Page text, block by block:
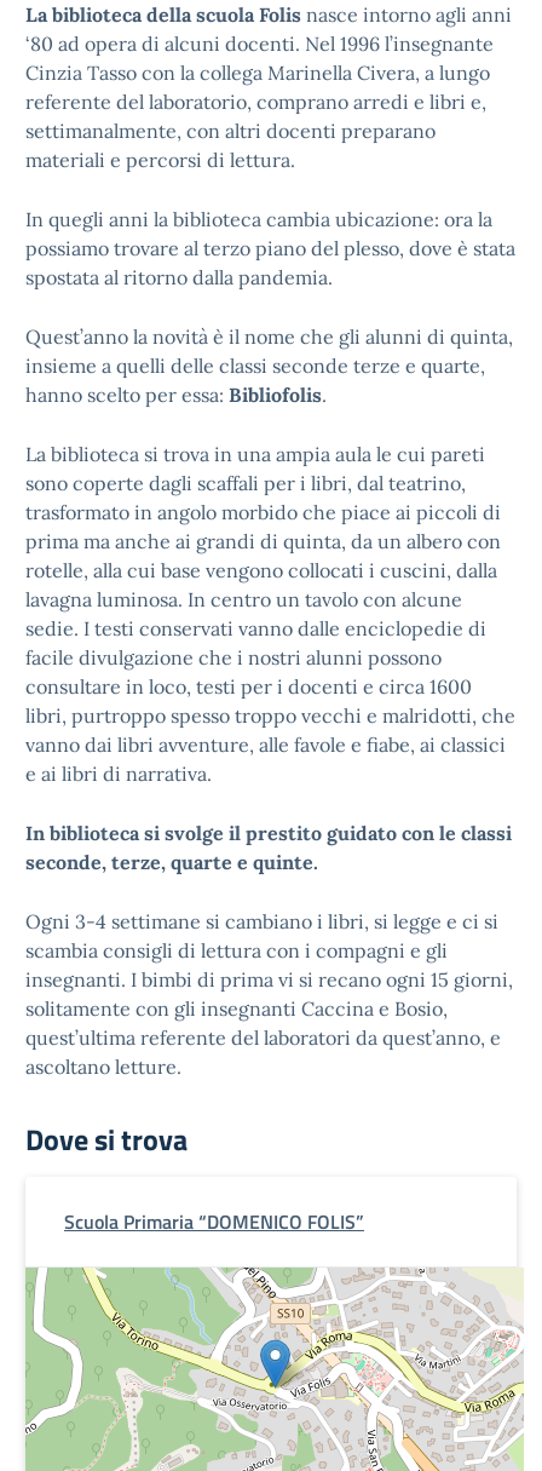
La biblioteca della scuola Folis nasce intorno agli anni
‘80 ad opera di alcuni docenti. Nel 1996 l’insegnante
Cinzia Tasso con la collega Marinella Civera, a lungo
referente del laboratorio, comprano arredi e libri e,
settimanalmente, con altri docenti preparano
materiali e percorsi di lettura.
In quegli anni la biblioteca cambia ubicazione: ora la
possiamo trovare al terzo piano del plesso, dove è stata
spostata al ritorno dalla pandemia.
Quest’anno la novità è il nome che gli alunni di quinta,
insieme a quelli delle classi seconde terze e quarte,
hanno scelto per essa: Bibliofolis.
La biblioteca si trova in una ampia aula le cui pareti
sono coperte dagli scaffali per i libri, dal teatrino,
trasformato in angolo morbido che piace ai piccoli di
prima ma anche ai grandi di quinta, da un albero con
rotelle, alla cui base vengono collocati i cuscini, dalla
lavagna luminosa. In centro un tavolo con alcune
sedie. I testi conservati vanno dalle enciclopedie di
facile divulgazione che i nostri alunni possono
consultare in loco, testi per i docenti e circa 1600
libri, purtroppo spesso troppo vecchi e malridotti, che
vanno dai libri avventure, alle favole e fiabe, ai classici
e ai libri di narrativa.
In biblioteca si svolge il prestito guidato con le classi
seconde, terze, quarte e quinte.
Ogni 3-4 settimane si cambiano i libri, si legge e ci si
scambia consigli di lettura con i compagni e gli
insegnanti. I bimbi di prima vi si recano ogni 15 giorni,
solitamente con gli insegnanti Caccina e Bosio,
quest’ultima referente del laboratori da quest’anno, e
ascoltano letture.
Dove si trova
Scuola Primaria “DOMENICO FOLIS”